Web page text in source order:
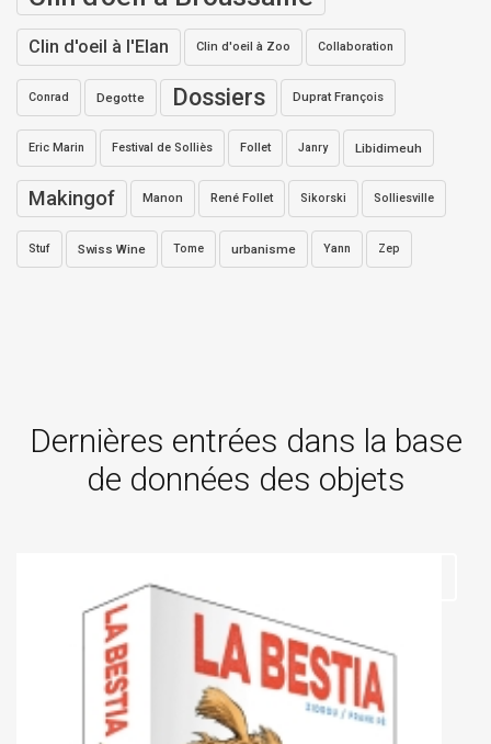
Clin d'oeil à l'Elan Clin d'oeil à Zoo Collaboration
Conrad Degotte Dossiers Duprat François
Eric Marin Festival de Solliès Follet Janry Libidimeuh
Makingof Manon René Follet Sikorski Solliesville
Stuf Swiss Wine Tome urbanisme Yann Zep
Dernières entrées dans la base
de données des objets